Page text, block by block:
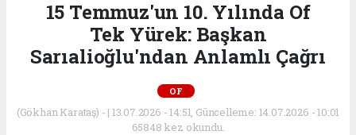
15 Temmuz'un 10. Yılında Of
Tek Yürek: Başkan
Sarıalioğlu'ndan Anlamlı Çağrı
OF
(Gökhan Karataş) - | 13.07.2026 - 14:51, Güncelleme: 14.07.2026 - 10:01
65848 kez okundu.